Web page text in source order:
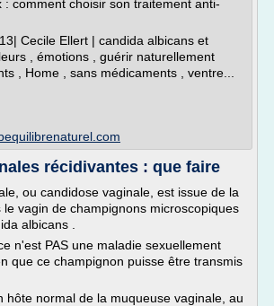
: comment choisir son traitement anti-
Cecile Ellert | candida albicans et
, émotions , guérir naturellement
, Home , sans médicaments , ventre...
récidivantes : que faire
ou candidose vaginale, est issue de la
le vagin de champignons microscopiques
albicans .
n'est PAS une maladie sexuellement
que ce champignon puisse être transmis
hôte normal de la muqueuse vaginale, au